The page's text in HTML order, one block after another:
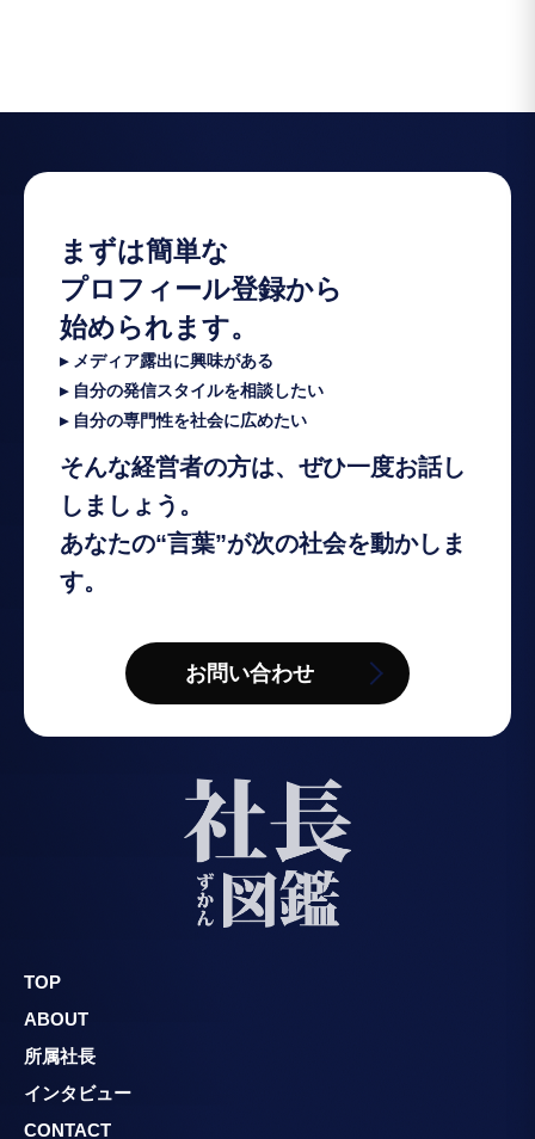
まずは簡単な
プロフィール登録から
始められます。
▸ メディア露出に興味がある
▸ 自分の発信スタイルを相談したい
▸ 自分の専門性を社会に広めたい
そんな経営者の方は、ぜひ一度お話し
しましょう。
あなたの“言葉”が次の社会を動かしま
す。
お問い合わせ
TOP
ABOUT
所属社長
インタビュー
CONTACT